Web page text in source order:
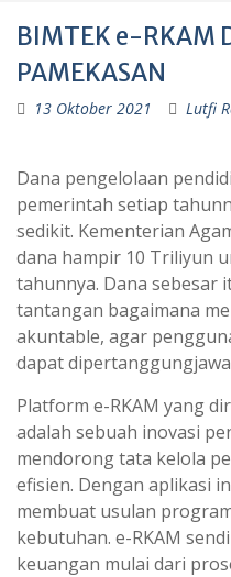
BIMTEK e-RKAM
PAMEKASAN
13 Oktober 2021 Lutfi
Dana pengelolaan
pemerintah setiap
sedikit. Kementerian
dana hampir 10 Triliyun
tahunnya. Dana sebesar
tantangan bagaimana
akuntable, agar
dapat
Platform e-RKAM yang
adalah sebuah inovasi
mendorong tata kelola
efisien. Dengan aplikasi
membuat usulan
kebutuhan. e-RKAM
keuangan mulai dari